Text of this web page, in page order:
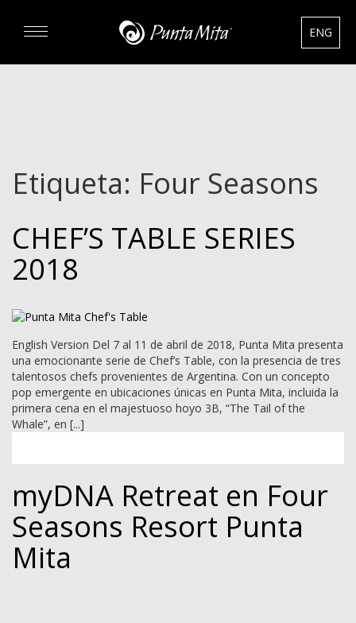
RENTAS
BIENES RAÍCES
ENG
Etiqueta: Four Seasons
CHEF’S TABLE SERIES
2018
English Version Del 7 al 11 de abril de 2018, Punta Mita presenta
una emocionante serie de Chef’s Table, con la presencia de tres
talentosos chefs provenientes de Argentina. Con un concepto
pop emergente en ubicaciones únicas en Punta Mita, incluida la
primera cena en el majestuoso hoyo 3B, “The Tail of the
Whale”, en [...]
myDNA Retreat en Four
Seasons Resort Punta
Mita